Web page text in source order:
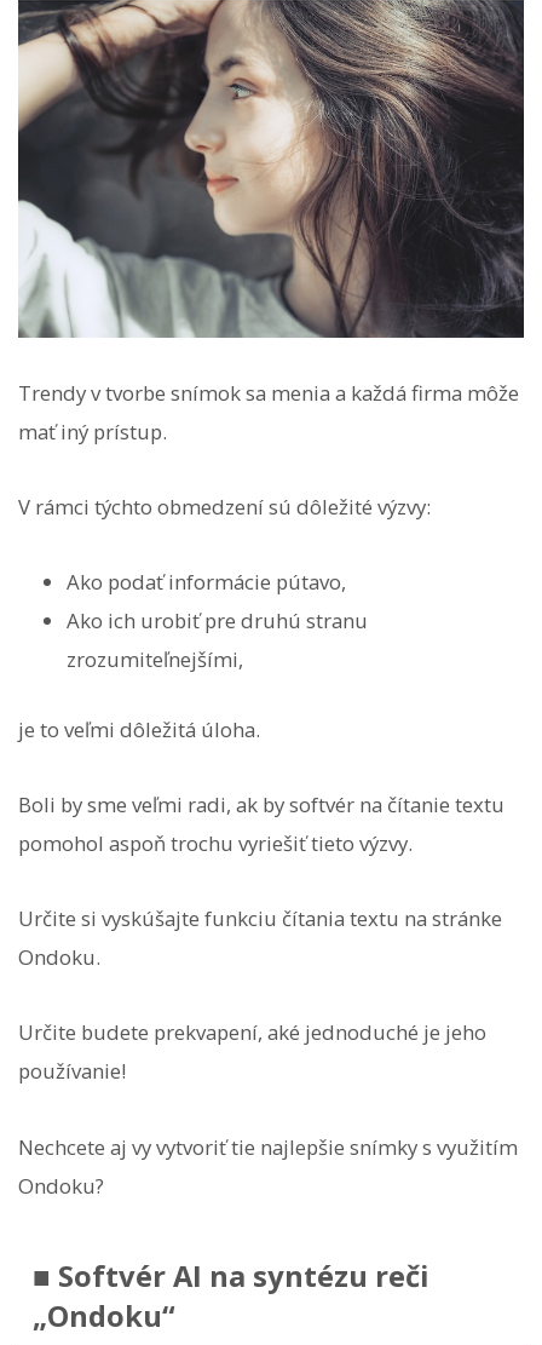
Trendy v tvorbe snímok sa menia a každá firma môže
mať iný prístup.
V rámci týchto obmedzení sú dôležité výzvy:
Ako podať informácie pútavo,
Ako ich urobiť pre druhú stranu
zrozumiteľnejšími,
je to veľmi dôležitá úloha.
Boli by sme veľmi radi, ak by softvér na čítanie textu
pomohol aspoň trochu vyriešiť tieto výzvy.
Určite si vyskúšajte funkciu čítania textu na stránke
Ondoku.
Určite budete prekvapení, aké jednoduché je jeho
používanie!
Nechcete aj vy vytvoriť tie najlepšie snímky s využitím
Ondoku?
■ Softvér AI na syntézu reči
„Ondoku“